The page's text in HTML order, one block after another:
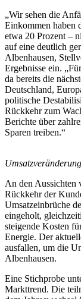
„Wir sehen die
Einkommen haben
etwa 20 Prozent –
auf eine deutlich
Albenhausen,
Ergebnisse ein.
da bereits die
Deutschland,
politische
Rückkehr zum
Berichte über
Sparen treiben.“
An den Aussichten
Rückkehr der
Umsatzeinbrüche
eingeholt,
steigende Kosten
Energie. Der
ausfallen, um die
Albenhausen.
Eine Stichprobe
Markttrend. Die